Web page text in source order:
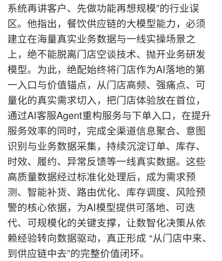
系统再讲客户、先做功能再想规模”的行业误
区。他指出，餐饮供应链的大模型能力，必须
建立在海量真实业务数据与一线实操场景之
上，绝不能脱离门店空谈技术、抛开业务研发
模型。为此，绝配始终将门店作为AI落地的第
一入口与价值锚点，从门店高频、强痛点、可
量化的真实需求切入，把门店体验放在首位，
通过AI客服Agent重构服务与下单入口，在提升
服务效率的同时，完成全渠道信息聚合、意图
识别与业务数据采集，持续沉淀订单、库存、
时效、履约、异常反馈等一线真实数据。这些
高质量数据经过标准化处理后，成为需求预
测、智能补货、路由优化、库存调度、风险预
警的核心依据，为AI模型提供可落地、可迭
代、可规模化的关键支撑，让数智化决策从依
赖经验转向数据驱动，真正形成 “从门店中来、
到供应链中去”的完整价值闭环。